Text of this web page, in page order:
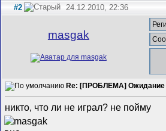
#2 24.12.2010, 22:36
masgak
Re: [ПРОБЛЕМА] Ожидание
никто, что ли не играл? не пойму